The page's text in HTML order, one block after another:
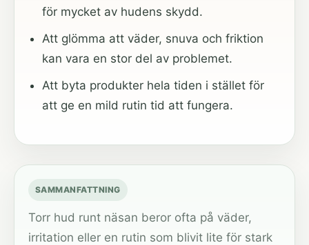
för mycket av hudens skydd.
Att glömma att väder, snuva och friktion
kan vara en stor del av problemet.
Att byta produkter hela tiden i stället för
att ge en mild rutin tid att fungera.
SAMMANFATTNING
Torr hud runt näsan beror ofta på väder,
irritation eller en rutin som blivit lite för stark